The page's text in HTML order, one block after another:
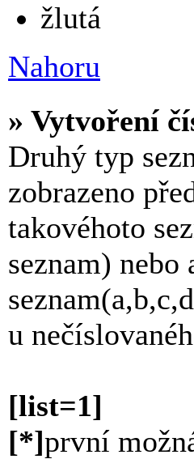
žlutá
Nahoru
» Vytvoření
Druhý typ
zobrazeno
takovéhoto
seznam) nebo
u
[list=1]
[*]první